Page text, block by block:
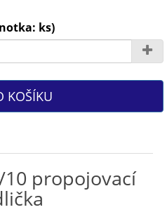
ks)
KOŠÍKU
10 propojovací